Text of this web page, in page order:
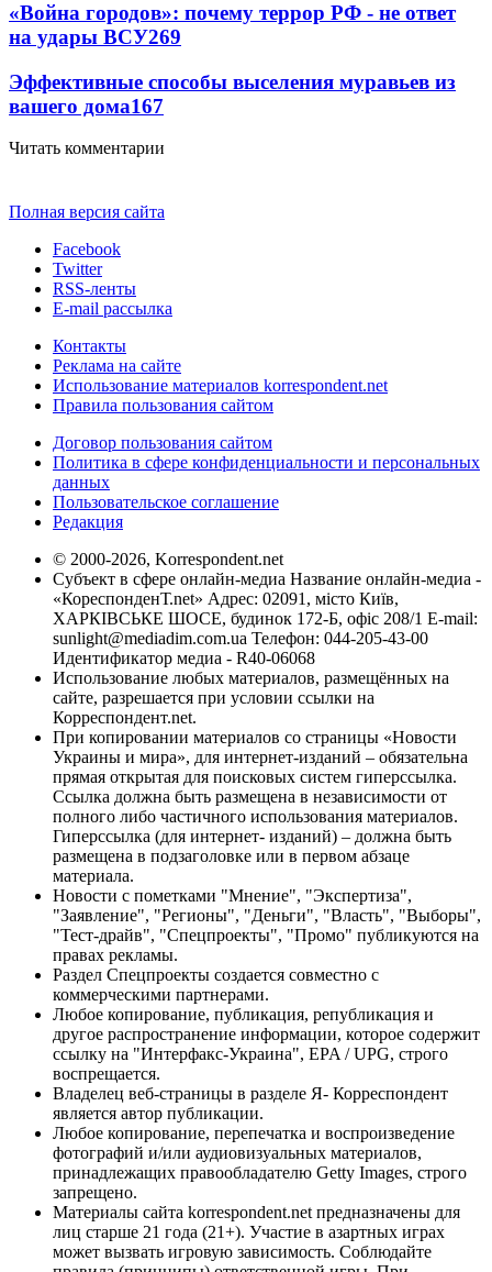
«Война городов»: почему террор РФ - не ответ
на удары ВСУ269
Эффективные способы выселения муравьев из
вашего дома167
Читать комментарии
Полная версия сайта
Facebook
Twitter
RSS-ленты
E-mail рассылка
Контакты
Реклама на сайте
Использование материалов korrespondent.net
Правила пользования сайтом
Договор пользования сайтом
Политика в сфере конфиденциальности и персональных
данных
Пользовательское соглашение
Редакция
© 2000-2026, Korrespondent.net
Субъект в сфере онлайн-медиа Название онлайн-медиа -
«КореспонденТ.net» Адрес: 02091, місто Київ,
ХАРКІВСЬКЕ ШОСЕ, будинок 172-Б, офіс 208/1 E-mail:
sunlight@mediadim.com.ua Телефон: 044-205-43-00
Идентификатор медиа - R40-06068
Использование любых материалов, размещённых на
сайте, разрешается при условии ссылки на
Корреспондент.net.
При копировании материалов со страницы «Новости
Украины и мира», для интернет-изданий – обязательна
прямая открытая для поисковых систем гиперссылка.
Ссылка должна быть размещена в независимости от
полного либо частичного использования материалов.
Гиперссылка (для интернет- изданий) – должна быть
размещена в подзаголовке или в первом абзаце
материала.
Новости с пометками "Мнение", "Экспертиза",
"Заявление", "Регионы", "Деньги", "Власть", "Выборы",
"Тест-драйв", "Спецпроекты", "Промо" публикуются на
правах рекламы.
Раздел Спецпроекты создается совместно с
коммерческими партнерами.
Любое копирование, публикация, републикация и
другое распространение информации, которое содержит
ссылку на "Интерфакс-Украина", EPA / UPG, строго
воспрещается.
Владелец веб-страницы в разделе Я- Корреспондент
является автор публикации.
Любое копирование, перепечатка и воспроизведение
фотографий и/или аудиовизуальных материалов,
принадлежащих правообладателю Getty Images, строго
запрещено.
Материалы сайта korrespondent.net предназначены для
лиц старше 21 года (21+). Участие в азартных играх
может вызвать игровую зависимость. Соблюдайте